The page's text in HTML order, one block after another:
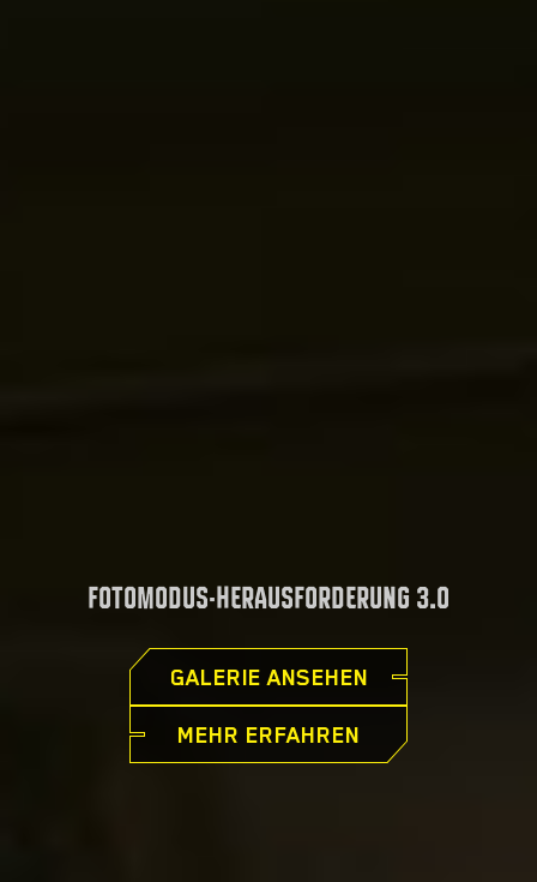
FOTOMODUS-HERAUSFORDERUNG 3.0
GALERIE ANSEHEN
MEHR ERFAHREN